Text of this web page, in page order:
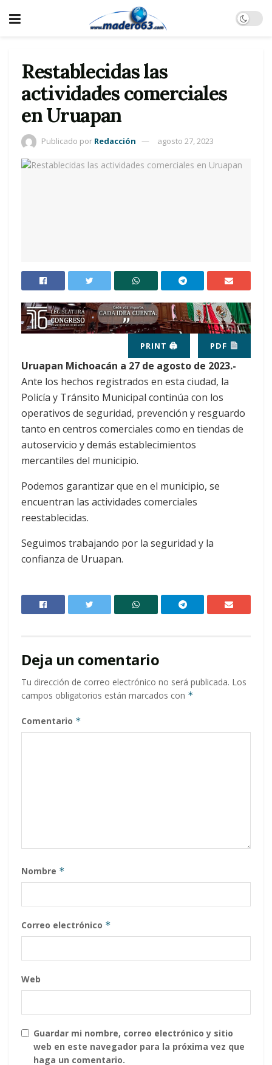
Restablecidas las
actividades comerciales
en Uruapan
Publicado por Redacción agosto 27, 2023
PRINT 🖨 PDF
Uruapan Michoacán a 27 de agosto de 2023.-
Ante los hechos registrados en esta ciudad, la
Policía y Tránsito Municipal continúa con los
operativos de seguridad, prevención y resguardo
tanto en centros comerciales como en tiendas de
autoservicio y demás establecimientos
mercantiles del municipio.
Podemos garantizar que en el municipio, se
encuentran las actividades comerciales
reestablecidas.
Seguimos trabajando por la seguridad y la
confianza de Uruapan.
Deja un comentario
Tu dirección de correo electrónico no será publicada. Los
campos obligatorios están marcados con *
Comentario *
Nombre *
Correo electrónico *
Web
Guardar mi nombre, correo electrónico y sitio
web en este navegador para la próxima vez que
haga un comentario.